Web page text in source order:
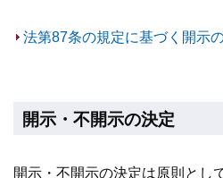
法第87条の規定に基づく開示
開示・不開示の決定
開示・不開示の決定は原則とし